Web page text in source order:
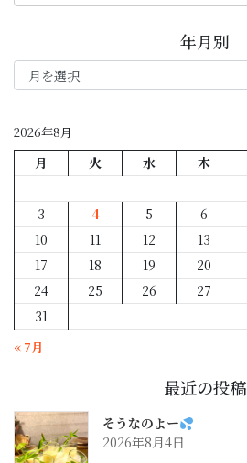
年月別
年
月
2026年8月
月 火 水 木
3
4 5 6
10
11 12 13
17
18 19 20
24
25 26 27
31
« 7月
最近の投稿
そうなのよー
2026年8月4日